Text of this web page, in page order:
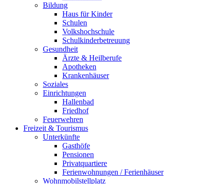
Bildung
Haus für Kinder
Schulen
Volkshochschule
Schulkinderbetreuung
Gesundheit
Ärzte & Heilberufe
Apotheken
Krankenhäuser
Soziales
Einrichtungen
Hallenbad
Friedhof
Feuerwehren
Freizeit & Tourismus
Unterkünfte
Gasthöfe
Pensionen
Privatquartiere
Ferienwohnungen / Ferienhäuser
Wohnmobilstellplatz